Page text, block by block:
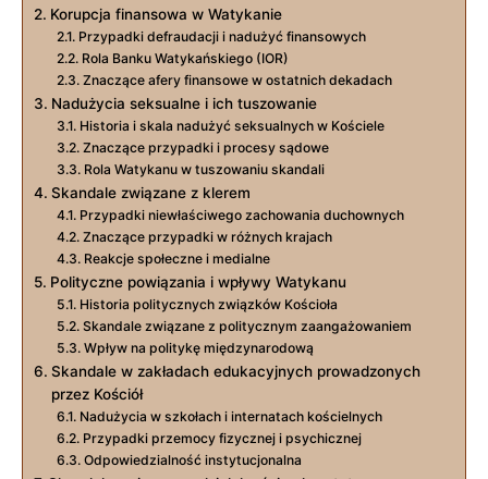
Korupcja finansowa w Watykanie
Przypadki defraudacji i nadużyć finansowych
Rola Banku Watykańskiego (IOR)
Znaczące afery finansowe w ostatnich dekadach
Nadużycia seksualne i ich tuszowanie
Historia i skala nadużyć seksualnych w Kościele
Znaczące przypadki i procesy sądowe
Rola Watykanu w tuszowaniu skandali
Skandale związane z klerem
Przypadki niewłaściwego zachowania duchownych
Znaczące przypadki w różnych krajach
Reakcje społeczne i medialne
Polityczne powiązania i wpływy Watykanu
Historia politycznych związków Kościoła
Skandale związane z politycznym zaangażowaniem
Wpływ na politykę międzynarodową
Skandale w zakładach edukacyjnych prowadzonych
przez Kościół
Nadużycia w szkołach i internatach kościelnych
Przypadki przemocy fizycznej i psychicznej
Odpowiedzialność instytucjonalna